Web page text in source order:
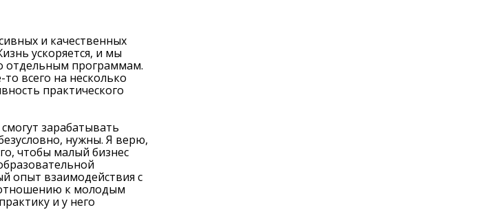
и качественных
ускоряется, и мы
отдельным программам.
всего на несколько
практического
зарабатывать
нужны. Я верю,
чтобы малый бизнес
опыт взаимодействия с
к молодым
и у него